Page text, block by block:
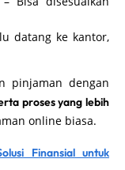
datang ke kantor,
pinjaman dengan
proses yang lebih
online biasa.
Finansial untuk